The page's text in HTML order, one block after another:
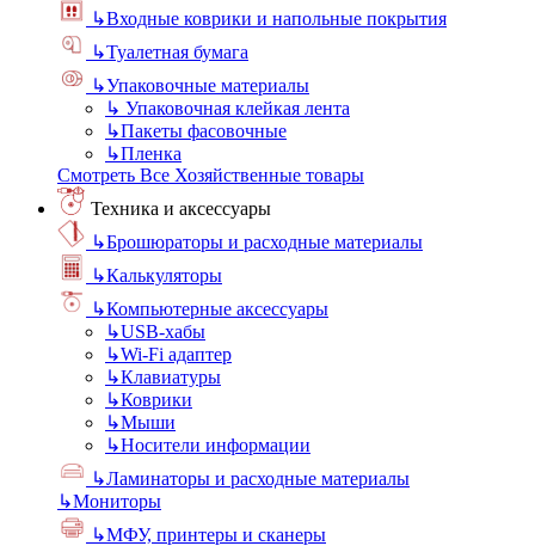
↳Входные коврики и напольные покрытия
↳Туалетная бумага
↳Упаковочные материалы
↳ Упаковочная клейкая лента
↳Пакеты фасовочные
↳Пленка
Смотреть Все Хозяйственные товары
Техника и аксессуары
↳Брошюраторы и расходные материалы
↳Калькуляторы
↳Компьютерные аксессуары
↳USB-хабы
↳Wi-Fi адаптер
↳Клавиатуры
↳Коврики
↳Мыши
↳Носители информации
↳Ламинаторы и расходные материалы
↳Мониторы
↳МФУ, принтеры и сканеры